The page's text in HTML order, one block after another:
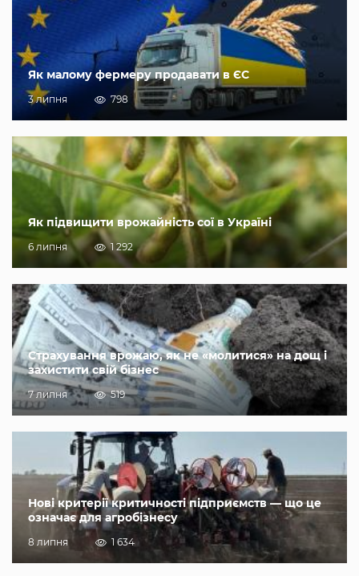
Як малому фермеру продавати в ЄС
3 липня 798
Як підвищити врожайність сої в Україні
6 липня 1 292
Страхування врожаю, як не «молитися» на дощ і
захистити свій бізнес
7 липня 519
Нові критерії критичності підприємств — що це
означає для агробізнесу
8 липня 1 634